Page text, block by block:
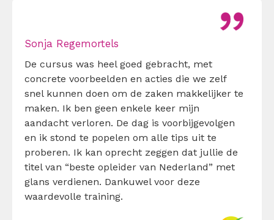
Sonja Regemortels
De cursus was heel goed gebracht, met
concrete voorbeelden en acties die we zelf
snel kunnen doen om de zaken makkelijker te
maken. Ik ben geen enkele keer mijn
aandacht verloren. De dag is voorbijgevolgen
en ik stond te popelen om alle tips uit te
proberen. Ik kan oprecht zeggen dat jullie de
titel van “beste opleider van Nederland” met
glans verdienen. Dankuwel voor deze
waardevolle training.